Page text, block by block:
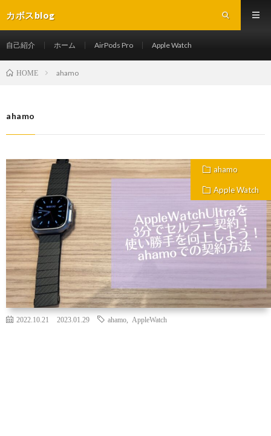
カボスblog
自己紹介 ホーム AirPods Pro Apple Watch
HOME ahamo
ahamo
ahamo
Apple Watch
2022.10.21 2023.01.29 ahamo AppleWatch